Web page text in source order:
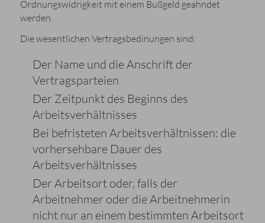
Ordnungswidrigkeit mit einem Bußgeld geahndet
werden.
Die wesentlichen Vertragsbedinungen sind:
Der Name und die Anschrift der
Vertragsparteien
Der Zeitpunkt des Beginns des
Arbeitsverhältnisses
Bei befristeten Arbeitsverhältnissen: die
vorhersehbare Dauer des
Arbeitsverhältnisses
Der Arbeitsort oder, falls der
Arbeitnehmer oder die Arbeitnehmerin
nicht nur an einem bestimmten Arbeitsort